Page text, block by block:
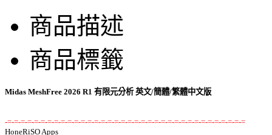
商品描述
商品標籤
Midas MeshFree 2026 R1 有限元分析 英文/簡體/繁體中文版
-=-=-=-=-=-=-=-=-=-=-=-=-=-=-=-=-=-=-=-=-=-=-=-=-=-=-=-=-=-=-=-=-=-=-=-=